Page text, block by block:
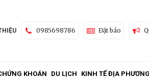
0985698786 Đặt báo
KHOÁN DU LỊCH KINH TẾ ĐỊA PHƯƠNG